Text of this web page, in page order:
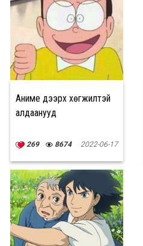
Аниме дээрх хөгжилтэй
алдаанууд
269 8674 2022-06-17